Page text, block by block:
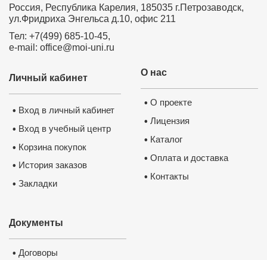
Россия, Республика Карелия, 185035 г.Петрозаводск,
ул.Фридриха Энгельса д.10, офис 211
Тел: +7(499) 685-10-45,
e-mail: office@moi-uni.ru
О нас
• О проекте
• Лицензия
• Каталог
• Оплата и доставка
• Контакты
Личный кабинет
• Вход в личный кабинет
• Вход в учебный центр
• Корзина покупок
• История заказов
• Закладки
Документы
• Договоры